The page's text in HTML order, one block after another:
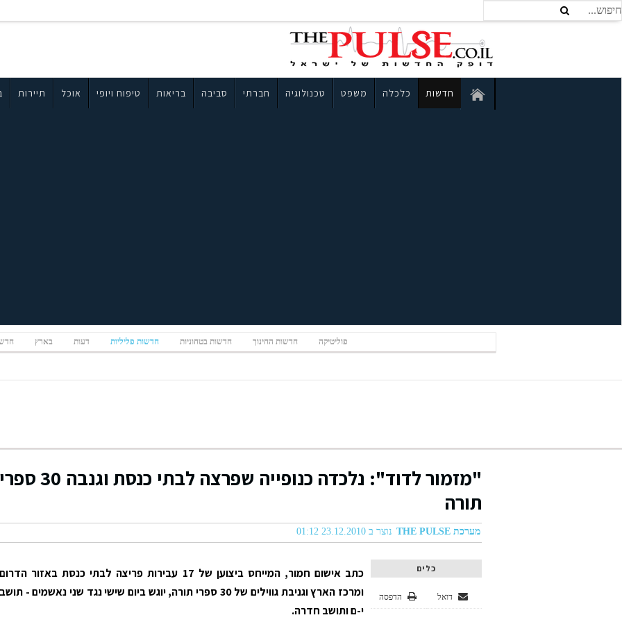
חדשות כלכלה משפט טכנולוגיה חברתי סביבה בריאות טיפוח ויופי אוכל תיירות
פוליטיקה חדשות החינוך חדשות בטחוניות חדשות פליליות דעות בארץ
"מזמור לדוד": נלכדה כנופייה שפרצה לבתי כנסת וגנבה 30 ספרי
תורה
מערכת THE PULSE נוצר ב 23.12.2010 01:12
כלים
הדפסה דואל
כתב אישום חמור, המייחס ביצוען של 17 עבירות פריצה לבתי כנסת באזור הדרום
ומרכז הארץ וגניבת גווילים של 30 ספרי תורה, יוגש ביום שישי נגד שני נאשמים - תושב
י-ם ותושב חדרה.